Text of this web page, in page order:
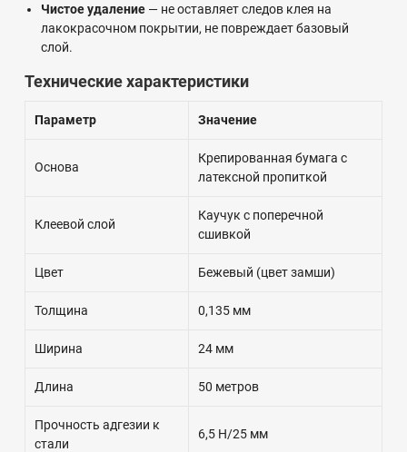
Чистое удаление — не оставляет следов клея на
лакокрасочном покрытии, не повреждает базовый
слой.
Технические характеристики
Параметр Значение
Основа
Крепированная бумага с
латексной пропиткой
Клеевой слой
Каучук с поперечной
сшивкой
Цвет Бежевый (цвет замши)
Толщина 0,135 мм
Ширина 24 мм
Длина 50 метров
Прочность адгезии к
стали
6,5 Н/25 мм